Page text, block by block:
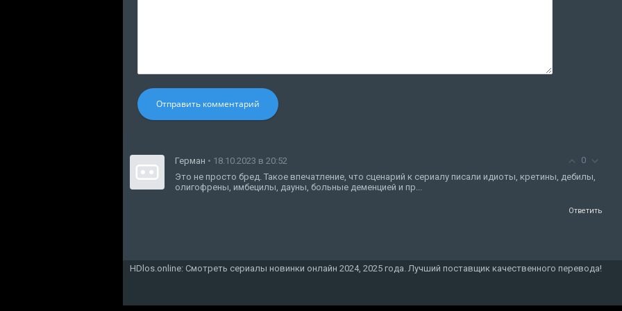
Отправить комментарий
0
Герман • 18.10.2023 в 20:52
Это не просто бред. Такое впечатление, что сценарий к сериалу писали идиоты, кретины, дебилы,
олигофрены, имбецилы, дауны, больные деменцией и пр...
Ответить
HDlos.online: Смотреть сериалы новинки онлайн 2024, 2025 года. Лучший поставщик качественного перевода!